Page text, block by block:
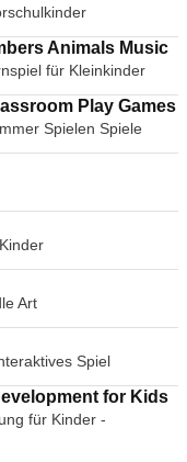
Baby Phone for toddlers - Numbers Animals Music
für Kleinkinder
Play Games
Spielen Spiele
Art
Spiel
for Kids
für Kinder -